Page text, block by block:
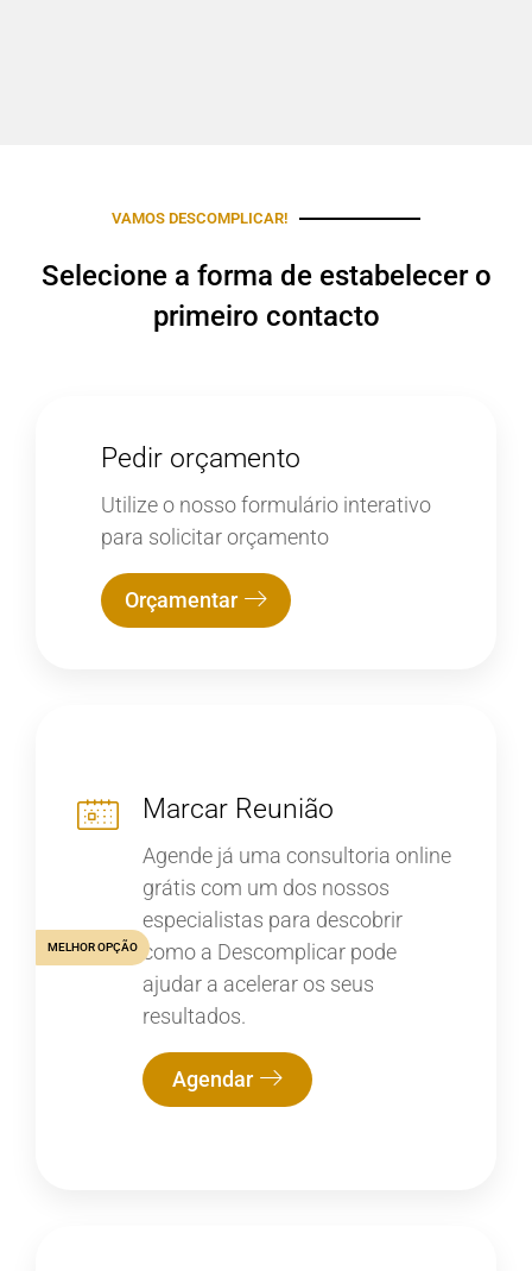
VAMOS DESCOMPLICAR!
Selecione a forma de estabelecer o
primeiro contacto
Pedir orçamento
Utilize o nosso formulário interativo
para solicitar orçamento
Orçamentar
Marcar Reunião
Agende já uma consultoria online
grátis com um dos nossos
especialistas para descobrir
como a Descomplicar pode
ajudar a acelerar os seus
resultados.
Agendar
MELHOR OPÇÃO